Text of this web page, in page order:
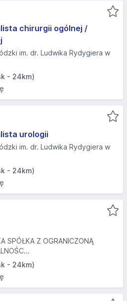
chirurgii ogólnej /
im. dr. Ludwika Rydygiera w
- 24km)
urologii
im. dr. Ludwika Rydygiera w
- 24km)
SPÓŁKA Z OGRANICZONĄ
- 24km)